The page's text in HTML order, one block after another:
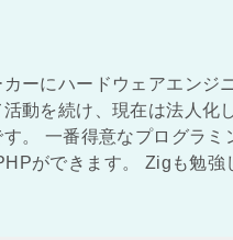
ーにハードウェアエンジ
動を続け、現在は法人化
。 一番得意なプログラミ
ができます。 Zigも勉強